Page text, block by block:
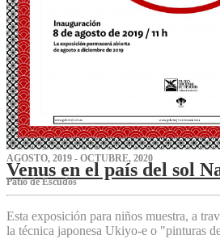
AGOSTO, 2019 - OCTUBRE, 2020
Venus en el país del sol
P‌atio de Escudos
Esta exposición para niños muestra, a
la técnica japonesa Ukiyo-e o "pinturas